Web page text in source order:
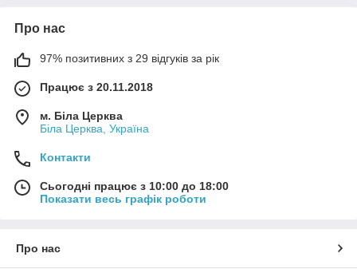
Про нас
97% позитивних з 29 відгуків за рік
Працює з 20.11.2018
м. Біла Церква
Біла Церква, Україна
Контакти
Сьогодні працює з 10:00 до 18:00
Показати весь графік роботи
Про нас